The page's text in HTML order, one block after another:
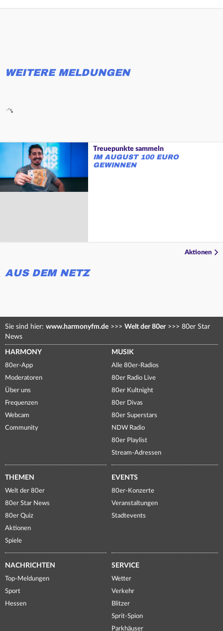
WEITERE MELDUNGEN
Treuepunkte sammeln
IM AUGUST 100 EURO
GEWINNEN
Aktionen
AUS DEM NETZ
Sie sind hier: www.harmonyfm.de >>> Welt der 80er >>> 80er Star
News
HARMONY
80er-App
Moderatoren
Über uns
Frequenzen
Webcam
Community
MUSIK
Alle 80er-Radios
80er Radio Live
80er Kultnight
80er Divas
80er Superstars
NDW Radio
80er Playlist
Stream-Adressen
THEMEN
Welt der 80er
80er Star News
80er Quiz
Aktionen
Spiele
EVENTS
80er-Konzerte
Veranstaltungen
Stadtevents
NACHRICHTEN
Top-Meldungen
Sport
Hessen
SERVICE
Wetter
Verkehr
Blitzer
Sprit-Spion
Parkhäuser